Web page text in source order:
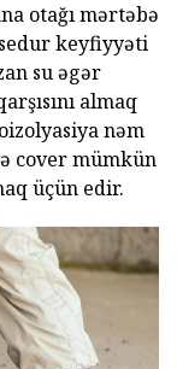
otağı mərtəbə
keyfiyyəti
su əgər
almaq
nəm
cover mümkün
üçün edir.